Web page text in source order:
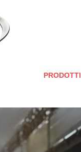
PRODOTTI